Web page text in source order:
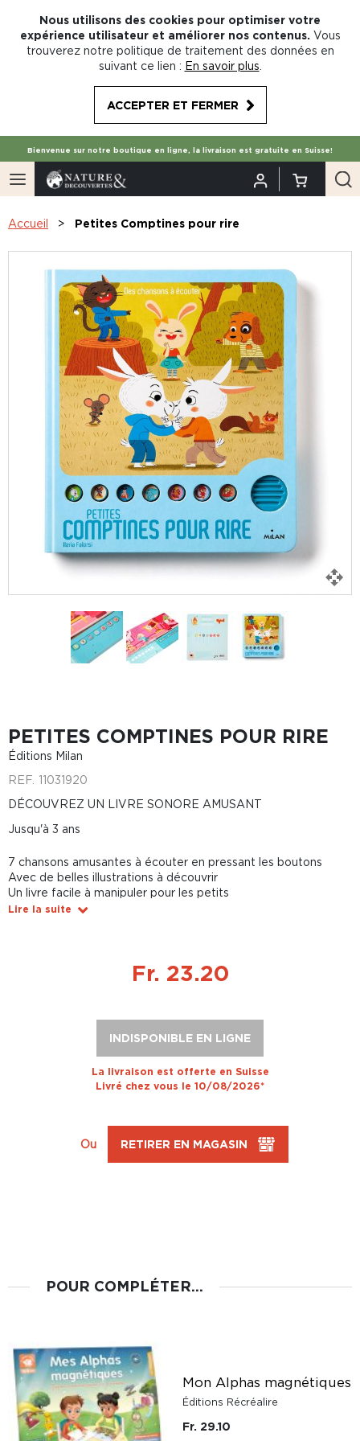
Nous utilisons des cookies pour optimiser votre
expérience utilisateur et améliorer nos contenus. Vous
trouverez notre politique de traitement des données en
suivant ce lien : En savoir plus
ACCEPTER ET FERMER
Bienvenue sur notre boutique en ligne, la livraison est gratuite en Suisse!
Accueil Petites Comptines pour rire
PETITES COMPTINES POUR RIRE
Éditions Milan
REF. 11031920
DÉCOUVREZ UN LIVRE SONORE AMUSANT
Jusqu'à 3 ans
7 chansons amusantes à écouter en pressant les boutons
Avec de belles illustrations à découvrir
Un livre facile à manipuler pour les petits
Lire la suite
Fr. 23.20
INDISPONIBLE EN LIGNE
La livraison est offerte en Suisse
Livré chez vous le 10/08/2026*
Ou RETIRER EN MAGASIN
POUR COMPLÉTER...
Mon Alphas magnétiques
Éditions Récréalire
Fr. 29.10